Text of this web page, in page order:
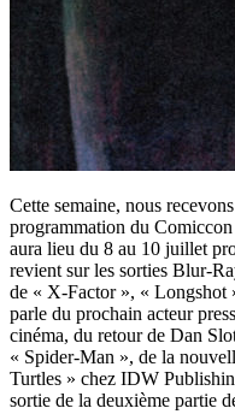
Cette semaine, nous
programmation du
aura lieu du 8 au 10 juillet
revient sur les sorties Blur-
de « X-Factor », « Longshot
parle du prochain acteur
cinéma, du retour de Dan
« Spider-Man », de la
Turtles » chez IDW
sortie de la deuxième partie